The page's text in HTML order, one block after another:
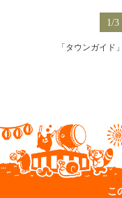
1/3
「タウンガイド
こ